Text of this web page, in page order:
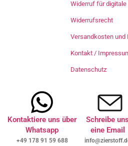
Widerruf für digitale
Widerrufsrecht
Versandkosten und
Kontakt /
Datenschutz
Kontaktiere uns über
Whatsapp
+49 178 91 59 688
Schreibe uns
eine Email